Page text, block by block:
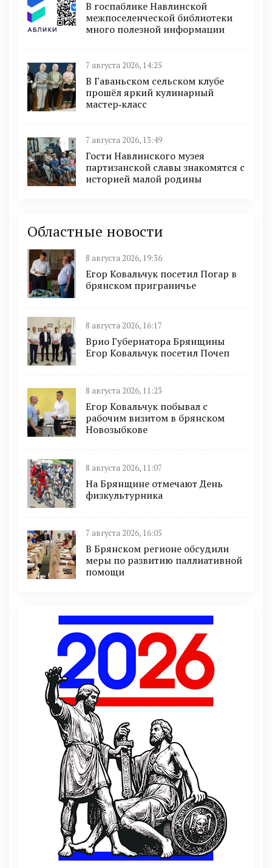
В госпаблике Навлинской
межпоселенческой библиотеки
много полезной информации
7 августа 2026, 14:25
В Гаваньском сельском клубе
прошёл яркий кулинарный
мастер‑класс
7 августа 2026, 13:49
Гости Навлинского музея
партизанской славы знакомятся с
историей малой родины
Областные новости
8 августа 2026, 19:36
Егор Ковальчук посетил Погар в
брянском приграничье
8 августа 2026, 16:17
Врио Губернатора Брянщины
Егор Ковальчук посетил Почеп
8 августа 2026, 11:23
Егор Ковальчук побывал с
рабочим визитом в брянском
Новозыбкове
8 августа 2026, 11:07
На Брянщине отмечают День
физкультурника
7 августа 2026, 16:05
В Брянском регионе обсудили
меры по развитию паллиативной
помощи